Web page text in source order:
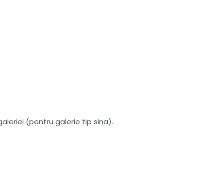
(pentru galerie tip sina).